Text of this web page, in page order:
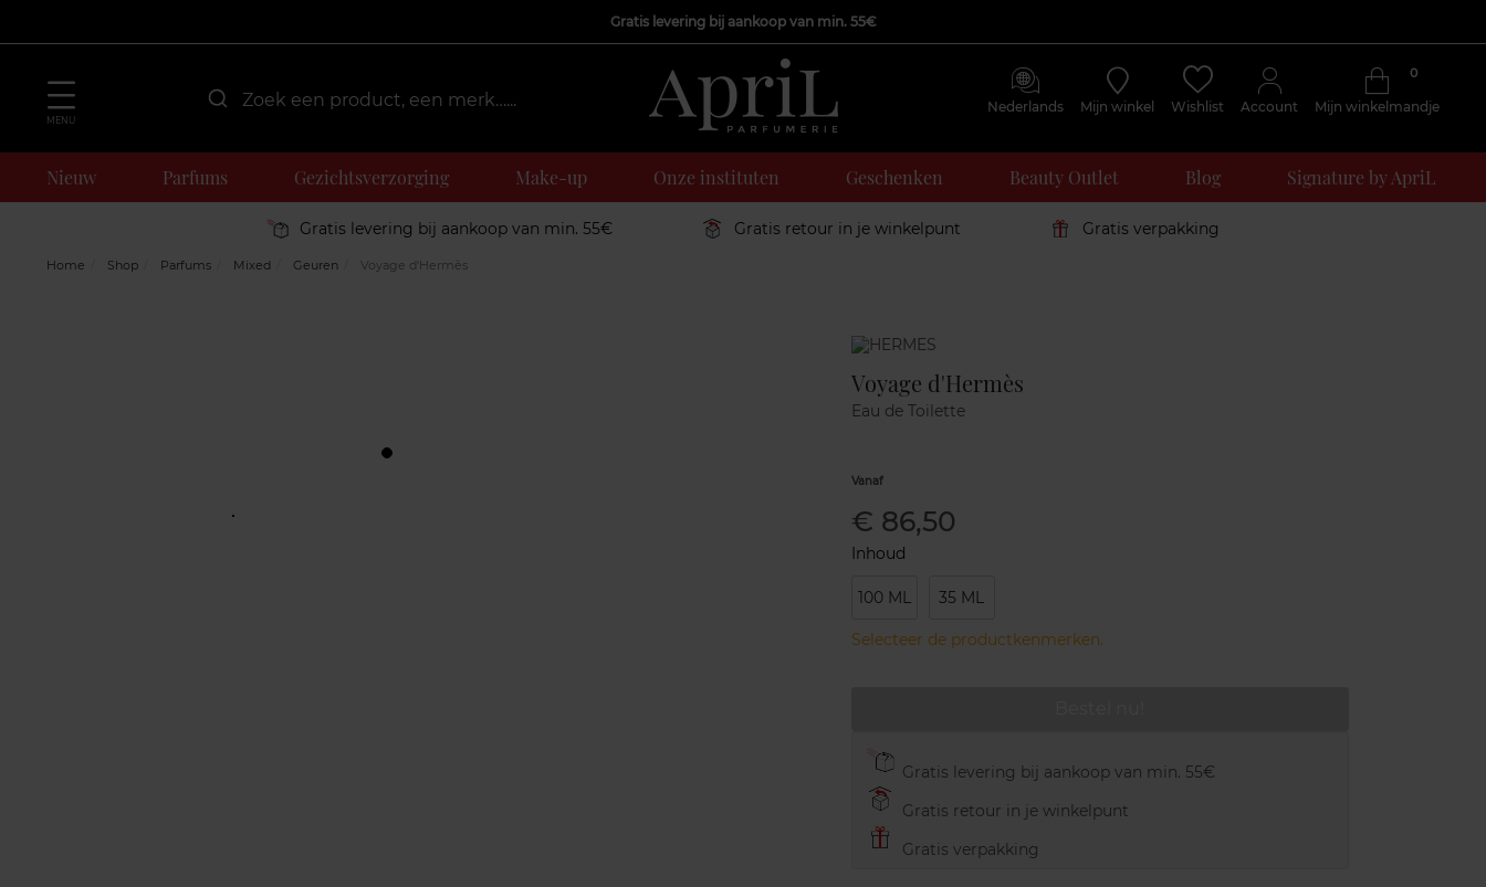
Gratis levering bij aankoop van min. 55€
MENU
Nederlands Mijn winkel Wishlist Account Mijn winkelmandje
0
Nieuw Parfums Gezichtsverzorging Make-up Onze instituten Geschenken Beauty Outlet Blog Signature by ApriL
Gratis levering bij aankoop van min. 55€ Gratis retour in je winkelpunt Gratis verpakking
Home Shop Parfums Mixed Geuren Voyage d'Hermès
Marque
Voyage d'Hermès
Eau de Toilette
Vanaf
€ 86,50
Inhoud
100 ML 35 ML
Selecteer de productkenmerken.
Gratis levering bij aankoop van min. 55€
Gratis retour in je winkelpunt
Gratis verpakking